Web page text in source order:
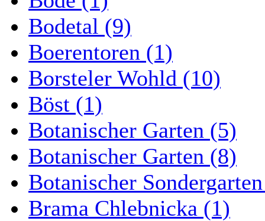
Bodetal (9)
Boerentoren (1)
Borsteler Wohld (10)
Böst (1)
Botanischer Garten (5)
Botanischer Garten (8)
Botanischer
Brama Chlebnicka (1)